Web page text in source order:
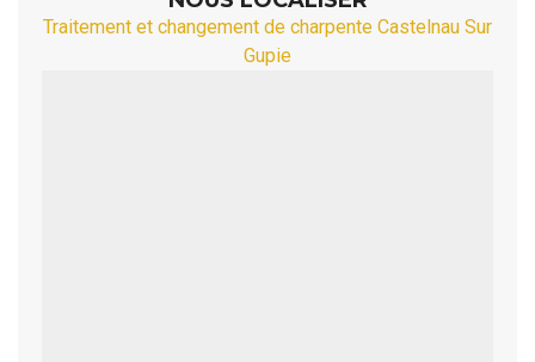
Traitement et changement de charpente Castelnau Sur
Gupie